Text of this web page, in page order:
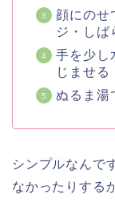
顔にのせ
ジ・しば
手を少し
じませる
ぬるま湯
シンプルなんで
なかったりする